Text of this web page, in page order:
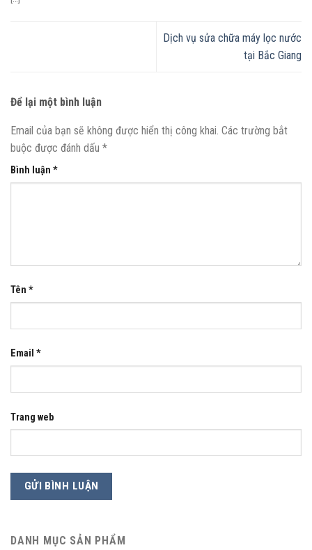
DANH MỤC SẢN PHẨM
Dịch vụ sửa chữa máy lọc nước
tại Bắc Giang
Để lại một bình luận
Email của bạn sẽ không được hiển thị công khai. Các trường bắt
buộc được đánh dấu *
Bình luận *
Tên *
Email *
Trang web